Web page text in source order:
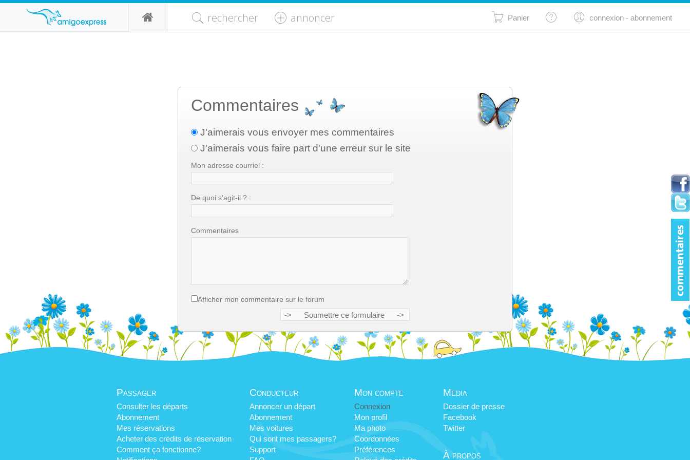
rechercher annoncer Panier connexion - abonnement
Commentaires
J'aimerais vous envoyer mes commentaires
J'aimerais vous faire part d'une erreur sur le site
Mon adresse courriel :
De quoi s'agit-il ? :
Commentaires
Afficher mon commentaire sur le forum
Passager
Consulter les départs
Abonnement
Mes réservations
Acheter des crédits de réservation
Comment ça fonctionne?
Conducteur
Annoncer un départ
Abonnement
Mes voitures
Qui sont mes passagers?
Support
Mon compte
Connexion
Mon profil
Ma photo
Coordonnées
Préférences
Media
Dossier de presse
Facebook
Twitter
À propos